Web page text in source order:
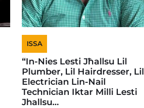
ISSA
“In-Nies Lesti Jħallsu Lil
Plumber, Lil Hairdresser, Lil
Electrician Lin-Nail
Technician Iktar Milli Lesti
Jhallsu…